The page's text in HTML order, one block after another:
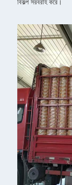
বিকল্প সরবরাহ করে।